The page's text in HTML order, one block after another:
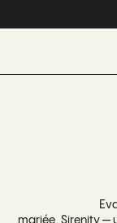
mariée, Sirenity —